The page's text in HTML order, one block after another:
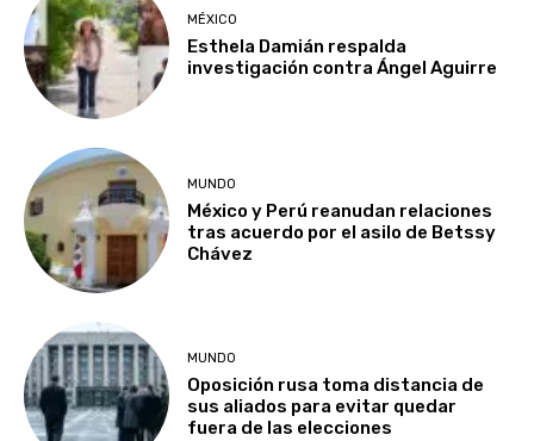
MÉXICO
Esthela Damián respalda
investigación contra Ángel Aguirre
MUNDO
México y Perú reanudan relaciones
tras acuerdo por el asilo de Betssy
Chávez
MUNDO
Oposición rusa toma distancia de
sus aliados para evitar quedar
fuera de las elecciones